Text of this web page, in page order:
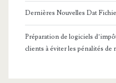
Dernières Nouvelles Dat
Préparation de logiciels
clients à éviter les pénalités de